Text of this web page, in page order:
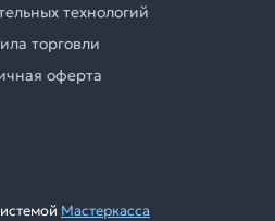
технологий
торговли
оферта
Мастеркасса